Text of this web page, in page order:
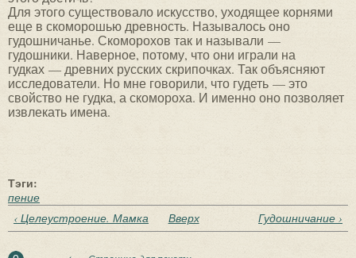
Для этого существовало искусство, уходящее корнями
еще в скоморошью древность. Называлось оно
гудошничанье. Скоморохов так и называли —
гудошники. Наверное, потому, что они играли на
гудках — древних русских скрипочках. Так объясняют
исследователи. Но мне говорили, что гудеть — это
свойство не гудка, а скомороха. И именно оно позволяет
извлекать имена.
Тэги:
пение
‹ Целеустроение. Мамка
Вверх Гудошничание ›